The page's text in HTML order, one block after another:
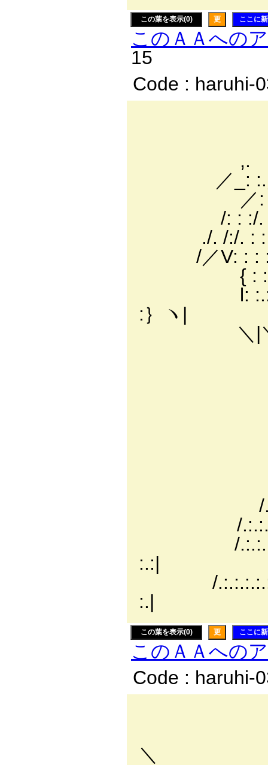
この葉を表示(0) 更 ここに
このＡＡへの
15
Code : haruhi-
,. '´. . :
／_: :.
／: : : : : :
/: : :/. : : : :
./. /:/. : : l: l
/／V: : :
{ : :|: : l 仁
l: :.:|: : N
:｝ヽ|
＼|＼|:
/
/
/
:.:|
/
:.|
この葉を表示(0) 更 ここに
このＡＡへの
Code : haruhi-
＼